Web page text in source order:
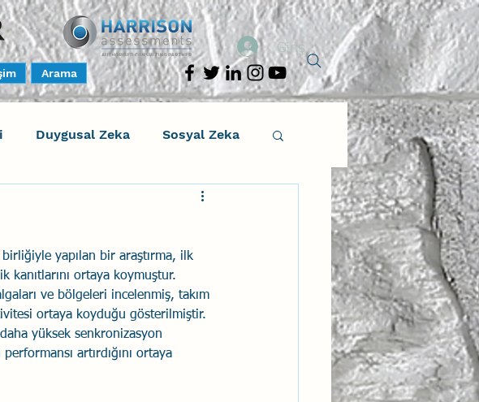
Arama
Giriş
Duygusal Zeka Sosyal Zeka
Yaratıcı Drama
Eğitimi Liderlik
birliğiyle yapılan bir araştırma, ilk
ortaya koymuştur.
ve bölgeleri incelenmiş, takım
ortaya koyduğu gösterilmiştir.
yüksek senkronizasyon
artırdığını ortaya